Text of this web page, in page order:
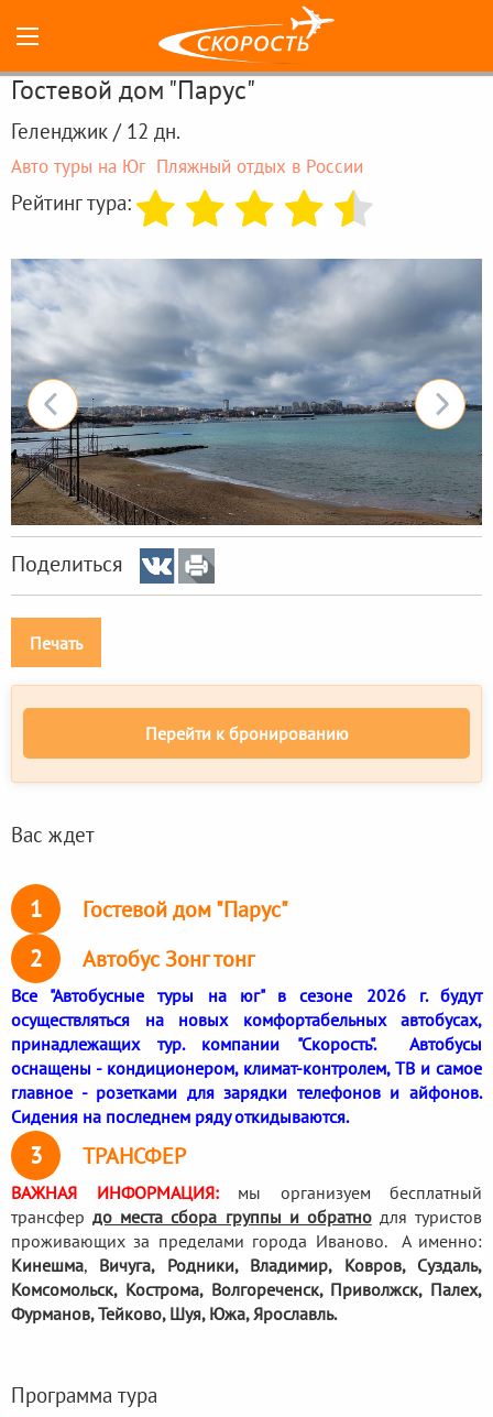
Гостевой дом "Парус"
Геленджик / 12 дн.
Авто туры на Юг Пляжный отдых в России
Рейтинг тура:
Поделиться
Печать
Перейти к бронированию
Вас ждет
1 Гостевой дом "Парус"
2 Автобус Зонг тонг
Все "Автобусные туры на юг" в сезоне 2026 г. будут
осуществляться на новых комфортабельных автобусах,
принадлежащих тур. компании "Скорость". Автобусы
оснащены - кондиционером, климат-контролем, ТВ и самое
главное - розетками для зарядки телефонов и айфонов.
Сидения на последнем ряду откидываются.
3 ТРАНСФЕР
ВАЖНАЯ ИНФОРМАЦИЯ:мы организуем бесплатный
трансфердо места сбора группы и обратнодля туристов
проживающих за пределами города Иваново. А именно:
Кинешма, Вичуга, Родники, Владимир, Ковров, Суздаль,
Комсомольск, Кострома, Волгореченск, Приволжск, Палех,
Фурманов, Тейково, Шуя, Южа, Ярославль.
Программа тура